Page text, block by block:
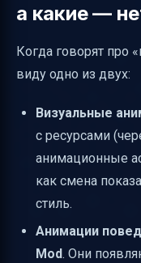
а какие —
Когда говорят про
виду одно из двух:
Визуальные
с ресурсами
анимационные
как смена
стиль.
Анимации
Mod. Они